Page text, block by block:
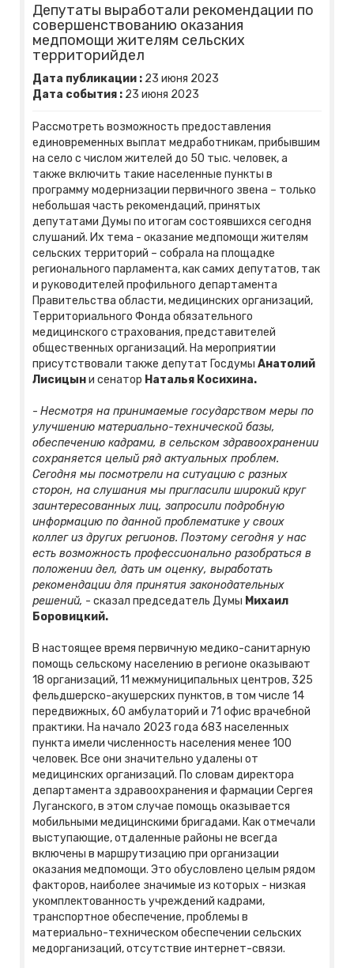
Депутаты выработали рекомендации по
совершенствованию оказания
медпомощи жителям сельских
территорийдел
Дата публикации : 23 июня 2023
Дата события : 23 июня 2023
Рассмотреть возможность предоставления
единовременных выплат медработникам, прибывшим
на село с числом жителей до 50 тыс. человек, а
также включить такие населенные пункты в
программу модернизации первичного звена – только
небольшая часть рекомендаций, принятых
депутатами Думы по итогам состоявшихся сегодня
слушаний. Их тема - оказание медпомощи жителям
сельских территорий – собрала на площадке
регионального парламента, как самих депутатов, так
и руководителей профильного департамента
Правительства области, медицинских организаций,
Территориального Фонда обязательного
медицинского страхования, представителей
общественных организаций. На мероприятии
присутствовали также депутат Госдумы Анатолий
Лисицыни сенатор Наталья Косихина.
- Несмотря на принимаемые государством меры по
улучшению материально-технической базы,
обеспечению кадрами, в сельском здравоохранении
сохраняется целый ряд актуальных проблем.
Сегодня мы посмотрели на ситуацию с разных
сторон, на слушания мы пригласили широкий круг
заинтересованных лиц, запросили подробную
информацию по данной проблематике у своих
коллег из других регионов. Поэтому сегодня у нас
есть возможность профессионально разобраться в
положении дел, дать им оценку, выработать
рекомендации для принятия законодательных
решений, - сказал председатель Думы Михаил
Боровицкий.
В настоящее время первичную медико-санитарную
помощь сельскому населению в регионе оказывают
18 организаций, 11 межмуниципальных центров, 325
фельдшерско-акушерских пунктов, в том числе 14
передвижных, 60 амбулаторий и 71 офис врачебной
практики. На начало 2023 года 683 населенных
пункта имели численность населения менее 100
человек. Все они значительно удалены от
медицинских организаций. По словам директора
департамента здравоохранения и фармации Сергея
Луганского, в этом случае помощь оказывается
мобильными медицинскими бригадами. Как отмечали
выступающие, отдаленные районы не всегда
включены в маршрутизацию при организации
оказания медпомощи. Это обусловлено целым рядом
факторов, наиболее значимые из которых - низкая
укомплектованность учреждений кадрами,
транспортное обеспечение, проблемы в
материально-техническом обеспечении сельских
медорганизаций, отсутствие интернет-связи.